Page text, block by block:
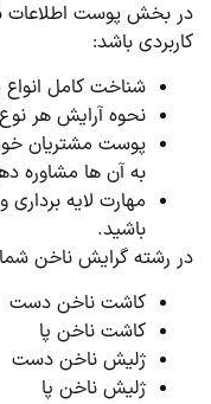
در بخش پوست اطلاعات
کاربردی باشد:
شناخت کامل
نحوه آرایش هر
پوست مشتریان خود
به آن ها مشاوره
مهارت لایه
باشید.
در رشته گرایش ناخن شما
کاشت ناخن دست
کاشت ناخن پا
ژلیش ناخن دست
ژلیش ناخن پا